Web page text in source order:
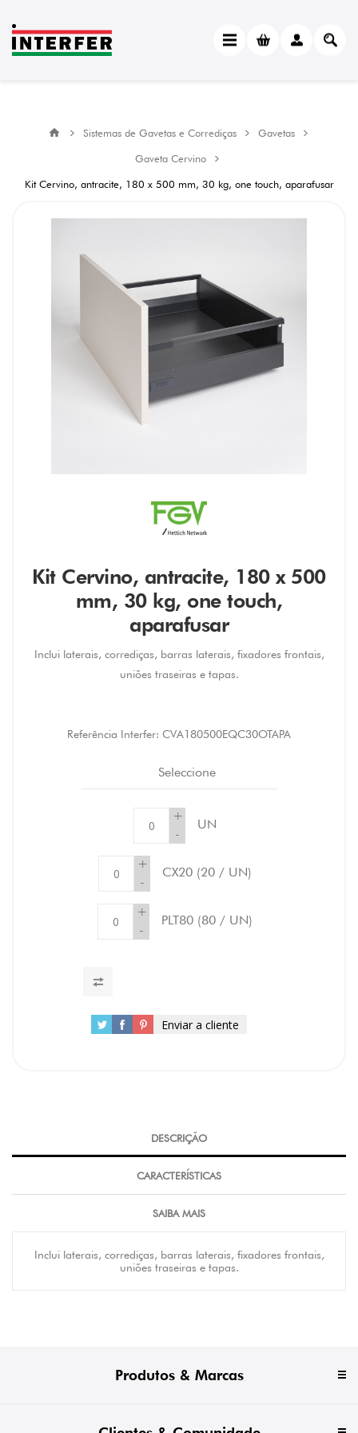
Sistemas de Gavetas e Corrediças
Gavetas
Gaveta Cervino
Kit Cervino, antracite, 180 x 500 mm, 30 kg, one touch, aparafusar
Kit Cervino, antracite, 180 x 500
mm, 30 kg, one touch,
aparafusar
Inclui laterais, corrediças, barras laterais, fixadores frontais,
uniões traseiras e tapas.
Referência Interfer: CVA180500EQC30OTAPA
Seleccione
+
-
UN
+
-
CX20 (20 / UN)
+
-
PLT80 (80 / UN)
Enviar a cliente
DESCRIÇÃO
CARACTERÍSTICAS
SAIBA MAIS
Inclui laterais, corrediças, barras laterais, fixadores frontais,
uniões traseiras e tapas.
Produtos & Marcas